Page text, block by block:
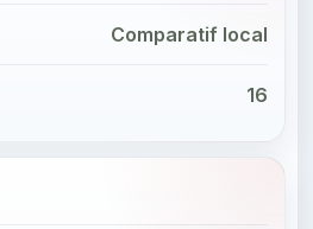
Comparatif local
16